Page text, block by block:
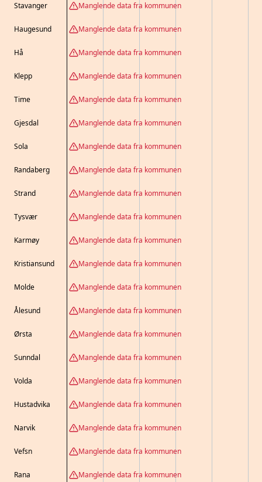
Stavanger
Haugesund
Hå
Klepp
Time
Gjesdal
Sola
Randaberg
Strand
Tysvær
Karmøy
Kristiansund
Molde
Ålesund
Ørsta
Sunndal
Volda
Hustadvika
Narvik
Vefsn
Rana
Manglende data fra kommunen
Manglende data fra kommunen
Manglende data fra kommunen
Manglende data fra kommunen
Manglende data fra kommunen
Manglende data fra kommunen
Manglende data fra kommunen
Manglende data fra kommunen
Manglende data fra kommunen
Manglende data fra kommunen
Manglende data fra kommunen
Manglende data fra kommunen
Manglende data fra kommunen
Manglende data fra kommunen
Manglende data fra kommunen
Manglende data fra kommunen
Manglende data fra kommunen
Manglende data fra kommunen
Manglende data fra kommunen
Manglende data fra kommunen
Manglende data fra kommunen